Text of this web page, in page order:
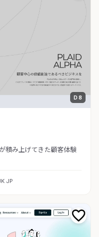
D 8
積み上げてきた顧客体験
JP